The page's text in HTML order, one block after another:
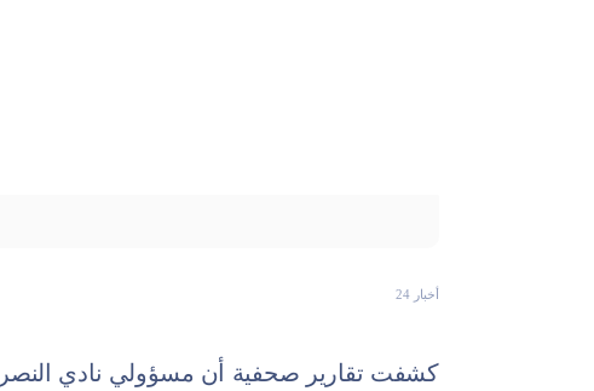
أخبار 24
كشفت تقارير صحفية أن مسؤولي نادي النصر